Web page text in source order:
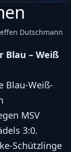
Dutschmann
Blau – Weiß
Blau-Weiß-
MSV
3:0.
Schützlinge